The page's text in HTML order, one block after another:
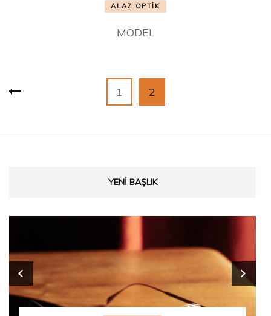
ALAZ OPTİK
MODEL
Yazı
Sayfa
1 Sayfa
2
YENI BAŞLIK